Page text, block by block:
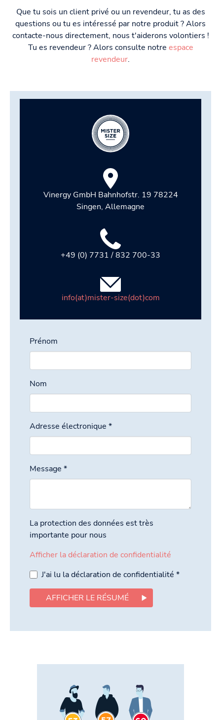
Que tu sois un client privé ou un revendeur, tu as des
questions ou tu es intéressé par notre produit ? Alors
contacte-nous directement, nous t'aiderons volontiers !
Tu es revendeur ? Alors consulte notre espace
revendeur.
Vinergy GmbH Bahnhofstr. 19 78224
Singen, Allemagne
+49 (0) 7731 / 832 700-33
info(at)mister-size(dot)com
Prénom
Nom
Adresse électronique *
Message *
La protection des données est très
importante pour nous
Afficher la déclaration de confidentialité
J'ai lu la déclaration de confidentialité *
AFFICHER LE RÉSUMÉ